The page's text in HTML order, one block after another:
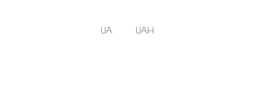
UA UAH